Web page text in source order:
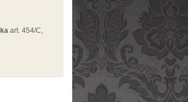
art. 454/C,